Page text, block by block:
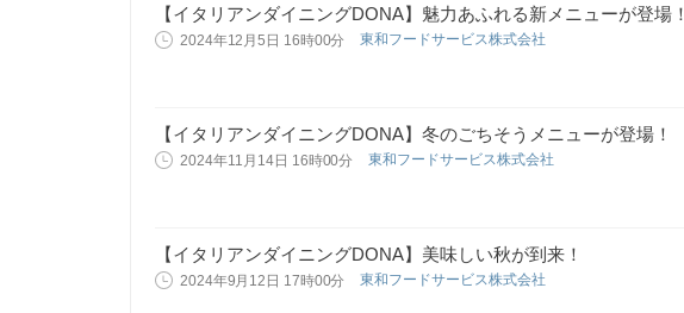
【イタリアンダイニングDONA】魅力あふれる新メニューが登場！
2024年12月5日 16時00分 東和フードサービス株式会社
【イタリアンダイニングDONA】冬のごちそうメニューが登場！
2024年11月14日 16時00分 東和フードサービス株式会社
【イタリアンダイニングDONA】美味しい秋が到来！
2024年9月12日 17時00分 東和フードサービス株式会社